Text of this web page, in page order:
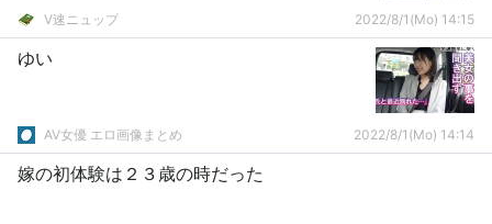
V速ニュップ 2022/8/1(Mo) 14:15
ゆい
AV女優 エロ画像まとめ 2022/8/1(Mo) 14:14
嫁の初体験は２３歳の時だった